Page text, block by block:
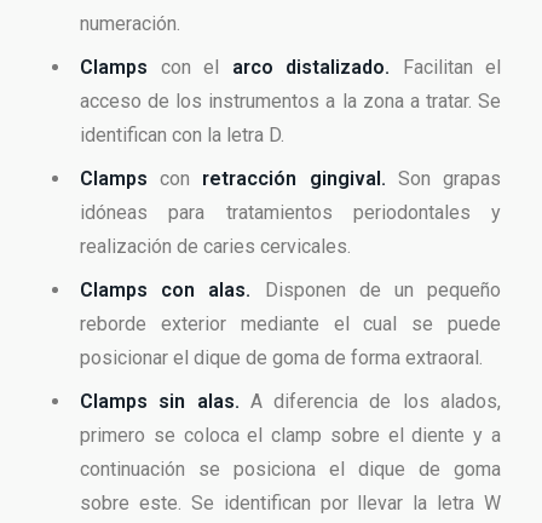
numeración.
Clamps con el arco distalizado. Facilitan el
acceso de los instrumentos a la zona a tratar. Se
identifican con la letra D.
Clampscon retracción gingival. Son grapas
idóneas para tratamientos periodontales y
realización de caries cervicales.
Clamps con alas. Disponen de un pequeño
reborde exterior mediante el cual se puede
posicionar el dique de goma de forma extraoral.
Clamps sin alas. A diferencia de los alados,
primero se coloca el clamp sobre el diente y a
continuación se posiciona el dique de goma
sobre este. Se identifican por llevar la letra W